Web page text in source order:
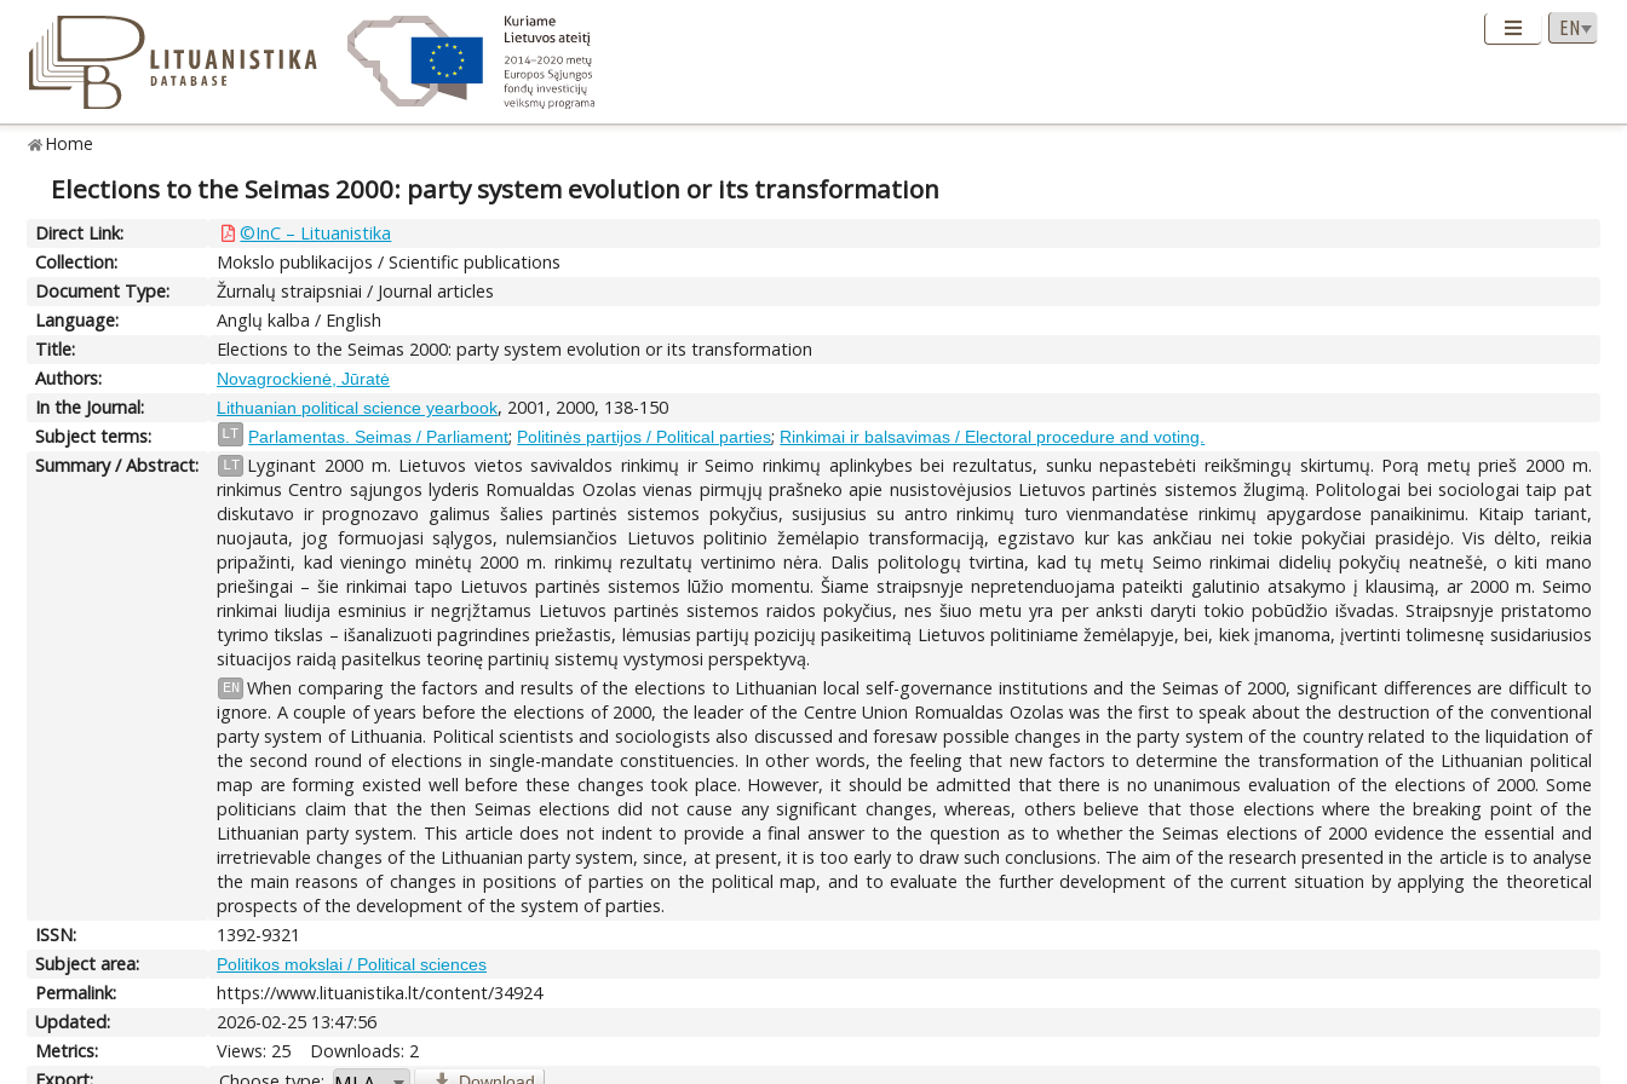
Home
Elections to the Seimas 2000: party system evolution or its transformation
Direct Link:
©InC – Lituanistika
Collection:
Mokslo publikacijos / Scientific publications
Document Type:
Žurnalų straipsniai / Journal articles
Language:
Anglų kalba / English
Title:
Elections to the Seimas 2000: party system evolution or its transformation
Authors:
Novagrockienė, Jūratė
In the Journal: Lithuanian political science yearbook, 2001, 2000, 138-150
Subject terms:
LT Parlamentas. Seimas / Parliament; Politinės partijos / Political parties; Rinkimai ir balsavimas / Electoral procedure and voting.
Summary / Abstract: LT Lyginant 2000 m. Lietuvos vietos savivaldos rinkimų ir Seimo rinkimų aplinkybes bei rezultatus, sunku nepastebėti reikšmingų skirtumų. Porą metų prieš 2000 m.
rinkimus Centro sąjungos lyderis Romualdas Ozolas vienas pirmųjų prašneko apie nusistovėjusios Lietuvos partinės sistemos žlugimą. Politologai bei sociologai taip pat
diskutavo ir prognozavo galimus šalies partinės sistemos pokyčius, susijusius su antro rinkimų turo vienmandatėse rinkimų apygardose panaikinimu. Kitaip tariant,
nuojauta, jog formuojasi sąlygos, nulemsiančios Lietuvos politinio žemėlapio transformaciją, egzistavo kur kas ankčiau nei tokie pokyčiai prasidėjo. Vis dėlto, reikia
pripažinti, kad vieningo minėtų 2000 m. rinkimų rezultatų vertinimo nėra. Dalis politologų tvirtina, kad tų metų Seimo rinkimai didelių pokyčių neatnešė, o kiti mano
priešingai – šie rinkimai tapo Lietuvos partinės sistemos lūžio momentu. Šiame straipsnyje nepretenduojama pateikti galutinio atsakymo į klausimą, ar 2000 m. Seimo
rinkimai liudija esminius ir negrįžtamus Lietuvos partinės sistemos raidos pokyčius, nes šiuo metu yra per anksti daryti tokio pobūdžio išvadas. Straipsnyje pristatomo
tyrimo tikslas – išanalizuoti pagrindines priežastis, lėmusias partijų pozicijų pasikeitimą Lietuvos politiniame žemėlapyje, bei, kiek įmanoma, įvertinti tolimesnę susidariusios
situacijos raidą pasitelkus teorinę partinių sistemų vystymosi perspektyvą.
EN When comparing the factors and results of the elections to Lithuanian local self-governance institutions and the Seimas of 2000, significant differences are difficult to
ignore. A couple of years before the elections of 2000, the leader of the Centre Union Romualdas Ozolas was the first to speak about the destruction of the conventional
party system of Lithuania. Political scientists and sociologists also discussed and foresaw possible changes in the party system of the country related to the liquidation of
the second round of elections in single-mandate constituencies. In other words, the feeling that new factors to determine the transformation of the Lithuanian political
map are forming existed well before these changes took place. However, it should be admitted that there is no unanimous evaluation of the elections of 2000. Some
politicians claim that the then Seimas elections did not cause any significant changes, whereas, others believe that those elections where the breaking point of the
Lithuanian party system. This article does not indent to provide a final answer to the question as to whether the Seimas elections of 2000 evidence the essential and
irretrievable changes of the Lithuanian party system, since, at present, it is too early to draw such conclusions. The aim of the research presented in the article is to analyse
the main reasons of changes in positions of parties on the political map, and to evaluate the further development of the current situation by applying the theoretical
prospects of the development of the system of parties.
ISSN:
1392-9321
Subject area:
Politikos mokslai / Political sciences
Permalink:
https://www.lituanistika.lt/content/34924
Updated:
2026-02-25 13:47:56
Metrics:
Views: 25
Downloads: 2
Export: